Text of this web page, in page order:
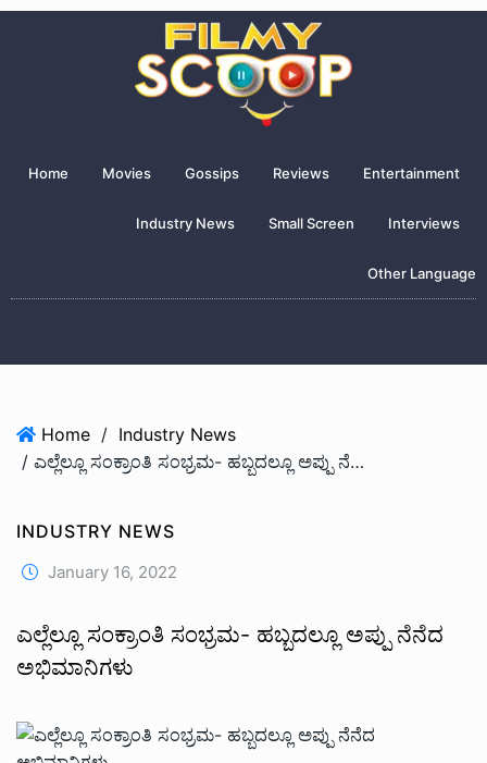
Home Movies Gossips Reviews Entertainment
Industry News Small Screen Interviews
Other Language
Home / Industry News
/ ಎಲ್ಲೆಲ್ಲೂ ಸಂಕ್ರಾಂತಿ ಸಂಭ್ರಮ- ಹಬ್ಬದಲ್ಲೂ ಅಪ್ಪು ನೆನೆದ ಅಭಿಮಾನಿಗಳು
INDUSTRY NEWS
January 16, 2022
ಎಲ್ಲೆಲ್ಲೂ ಸಂಕ್ರಾಂತಿ ಸಂಭ್ರಮ- ಹಬ್ಬದಲ್ಲೂ ಅಪ್ಪು ನೆನೆದ
ಅಭಿಮಾನಿಗಳು